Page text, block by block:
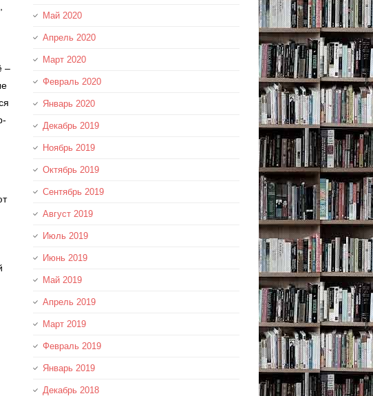
–
Май 2020
Апрель 2020
Март 2020
Февраль 2020
Январь 2020
Декабрь 2019
Ноябрь 2019
Октябрь 2019
Сентябрь 2019
Август 2019
Июль 2019
Июнь 2019
Май 2019
Апрель 2019
Март 2019
Февраль 2019
Январь 2019
Декабрь 2018